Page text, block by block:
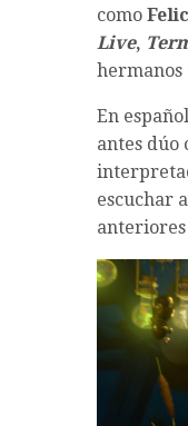
como
Live,
hermanos
En
antes dúo
escuchar a